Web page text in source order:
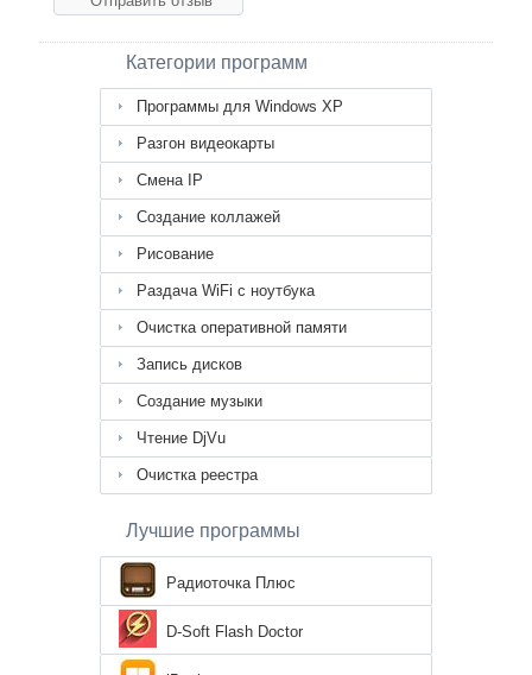
Категории программ
Программы для Windows XP
Разгон видеокарты
Смена IP
Создание коллажей
Рисование
Раздача WiFi с ноутбука
Очистка оперативной памяти
Запись дисков
Создание музыки
Чтение DjVu
Очистка реестра
Лучшие программы
Радиоточка Плюс
D-Soft Flash Doctor